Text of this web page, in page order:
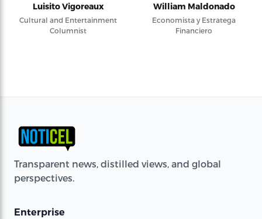
Luisito Vigoreaux
Cultural and Entertainment
Columnist
William Maldonado
Economista y Estratega
Financiero
Transparent news, distilled views, and global
perspectives.
Enterprise